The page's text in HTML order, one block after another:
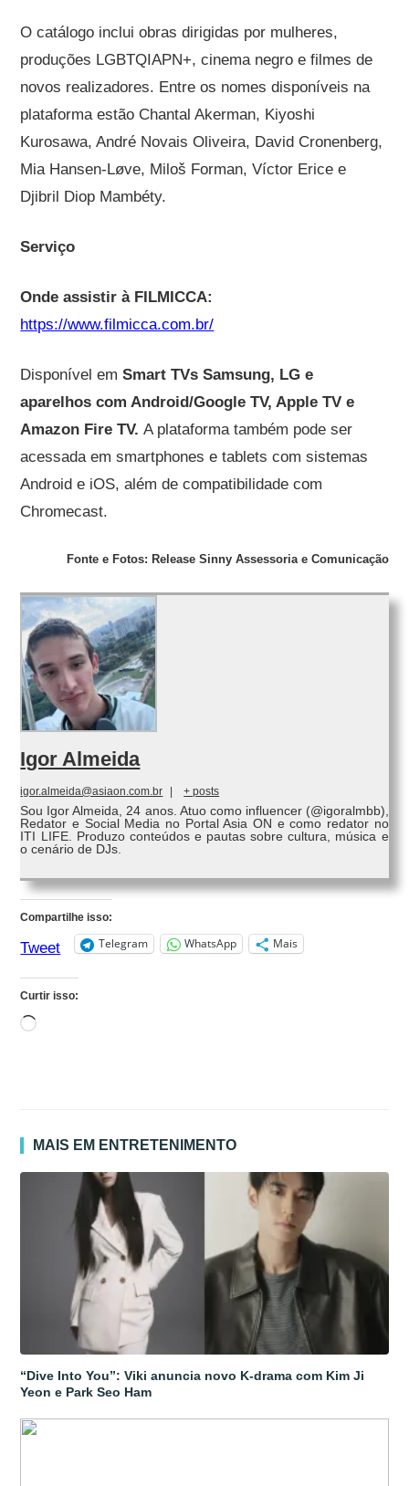
O catálogo inclui obras dirigidas por mulheres,
produções LGBTQIAPN+, cinema negro e filmes de
novos realizadores. Entre os nomes disponíveis na
plataforma estão Chantal Akerman, Kiyoshi
Kurosawa, André Novais Oliveira, David Cronenberg,
Mia Hansen-Løve, Miloš Forman, Víctor Erice e
Djibril Diop Mambéty.
Serviço
Onde assistir à FILMICCA:
https://www.filmicca.com.br/
Disponível emSmart TVs Samsung, LG e
aparelhos com Android/Google TV, Apple TV e
Amazon Fire TV.A plataforma também pode ser
acessada em smartphones e tablets com sistemas
Android e iOS, além de compatibilidade com
Chromecast.
Fonte e Fotos: Release Sinny Assessoria e Comunicação
Igor Almeida
igor.almeida@asiaon.com.br | + posts
Sou Igor Almeida, 24 anos. Atuo como influencer (@igoralmbb),
Redator e Social Media no Portal Asia ON e como redator no
ITI LIFE. Produzo conteúdos e pautas sobre cultura, música e
o cenário de DJs.
Compartilhe isso:
Tweet Telegram WhatsApp Mais
Curtir isso:
Carregando...
MAIS EM ENTRETENIMENTO
“Dive Into You”: Viki anuncia novo K-drama com Kim Ji
Yeon e Park Seo Ham